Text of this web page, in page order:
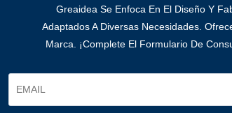
Greaidea Se Enfoca En El Diseño Y
Adaptados A Diversas Necesidades.
Marca. ¡Complete El Formulario De